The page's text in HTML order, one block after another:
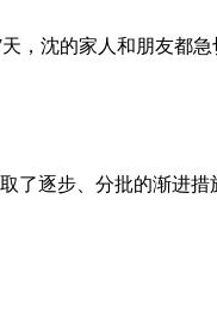
，沈的家人和朋友都
了逐步、分批的渐进